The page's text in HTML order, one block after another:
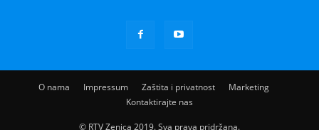
O nama Impressum Zaštita i privatnost
Marketing
Kontaktirajte nas
© RTV Zenica 2019. Sva prava pridržana.